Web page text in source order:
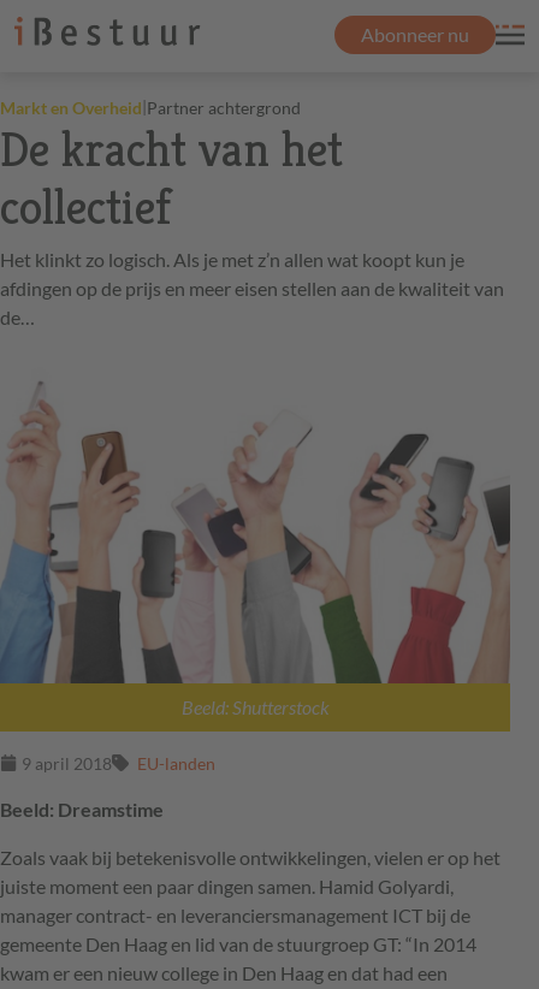
Abonneer nu
Markt en Overheid|Partner achtergrond
De kracht van het
collectief
Het klinkt zo logisch. Als je met z’n allen wat koopt kun je
afdingen op de prijs en meer eisen stellen aan de kwaliteit van
de…
Beeld: Shutterstock
9 april 2018 EU-landen
Beeld: Dreamstime
Zoals vaak bij betekenisvolle ontwikkelingen, vielen er op het
juiste moment een paar dingen samen. Hamid Golyardi,
manager contract- en leveranciersmanagement ICT bij de
gemeente Den Haag en lid van de stuurgroep GT: “In 2014
kwam er een nieuw college in Den Haag en dat had een